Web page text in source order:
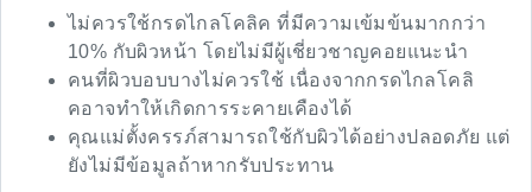
ไม่ควรใช้กรดไกลโคลิค ที่มีความเข้มข้นมากกว่า
10% กับผิวหน้า โดยไม่มีผู้เชี่ยวชาญคอยแนะนำ
คนที่ผิวบอบบางไม่ควรใช้ เนื่องจากกรดไกลโคลิ
คอาจทำให้เกิดการระคายเคืองได้
คุณแม่ตั้งครรภ์สามารถใช้กับผิวได้อย่างปลอดภัย แต่
ยังไม่มีข้อมูลถ้าหากรับประทาน